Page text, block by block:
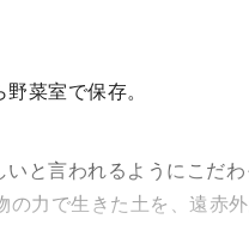
菜室で保存。
と言われるようにこだわ
力で生きた土を、遠赤